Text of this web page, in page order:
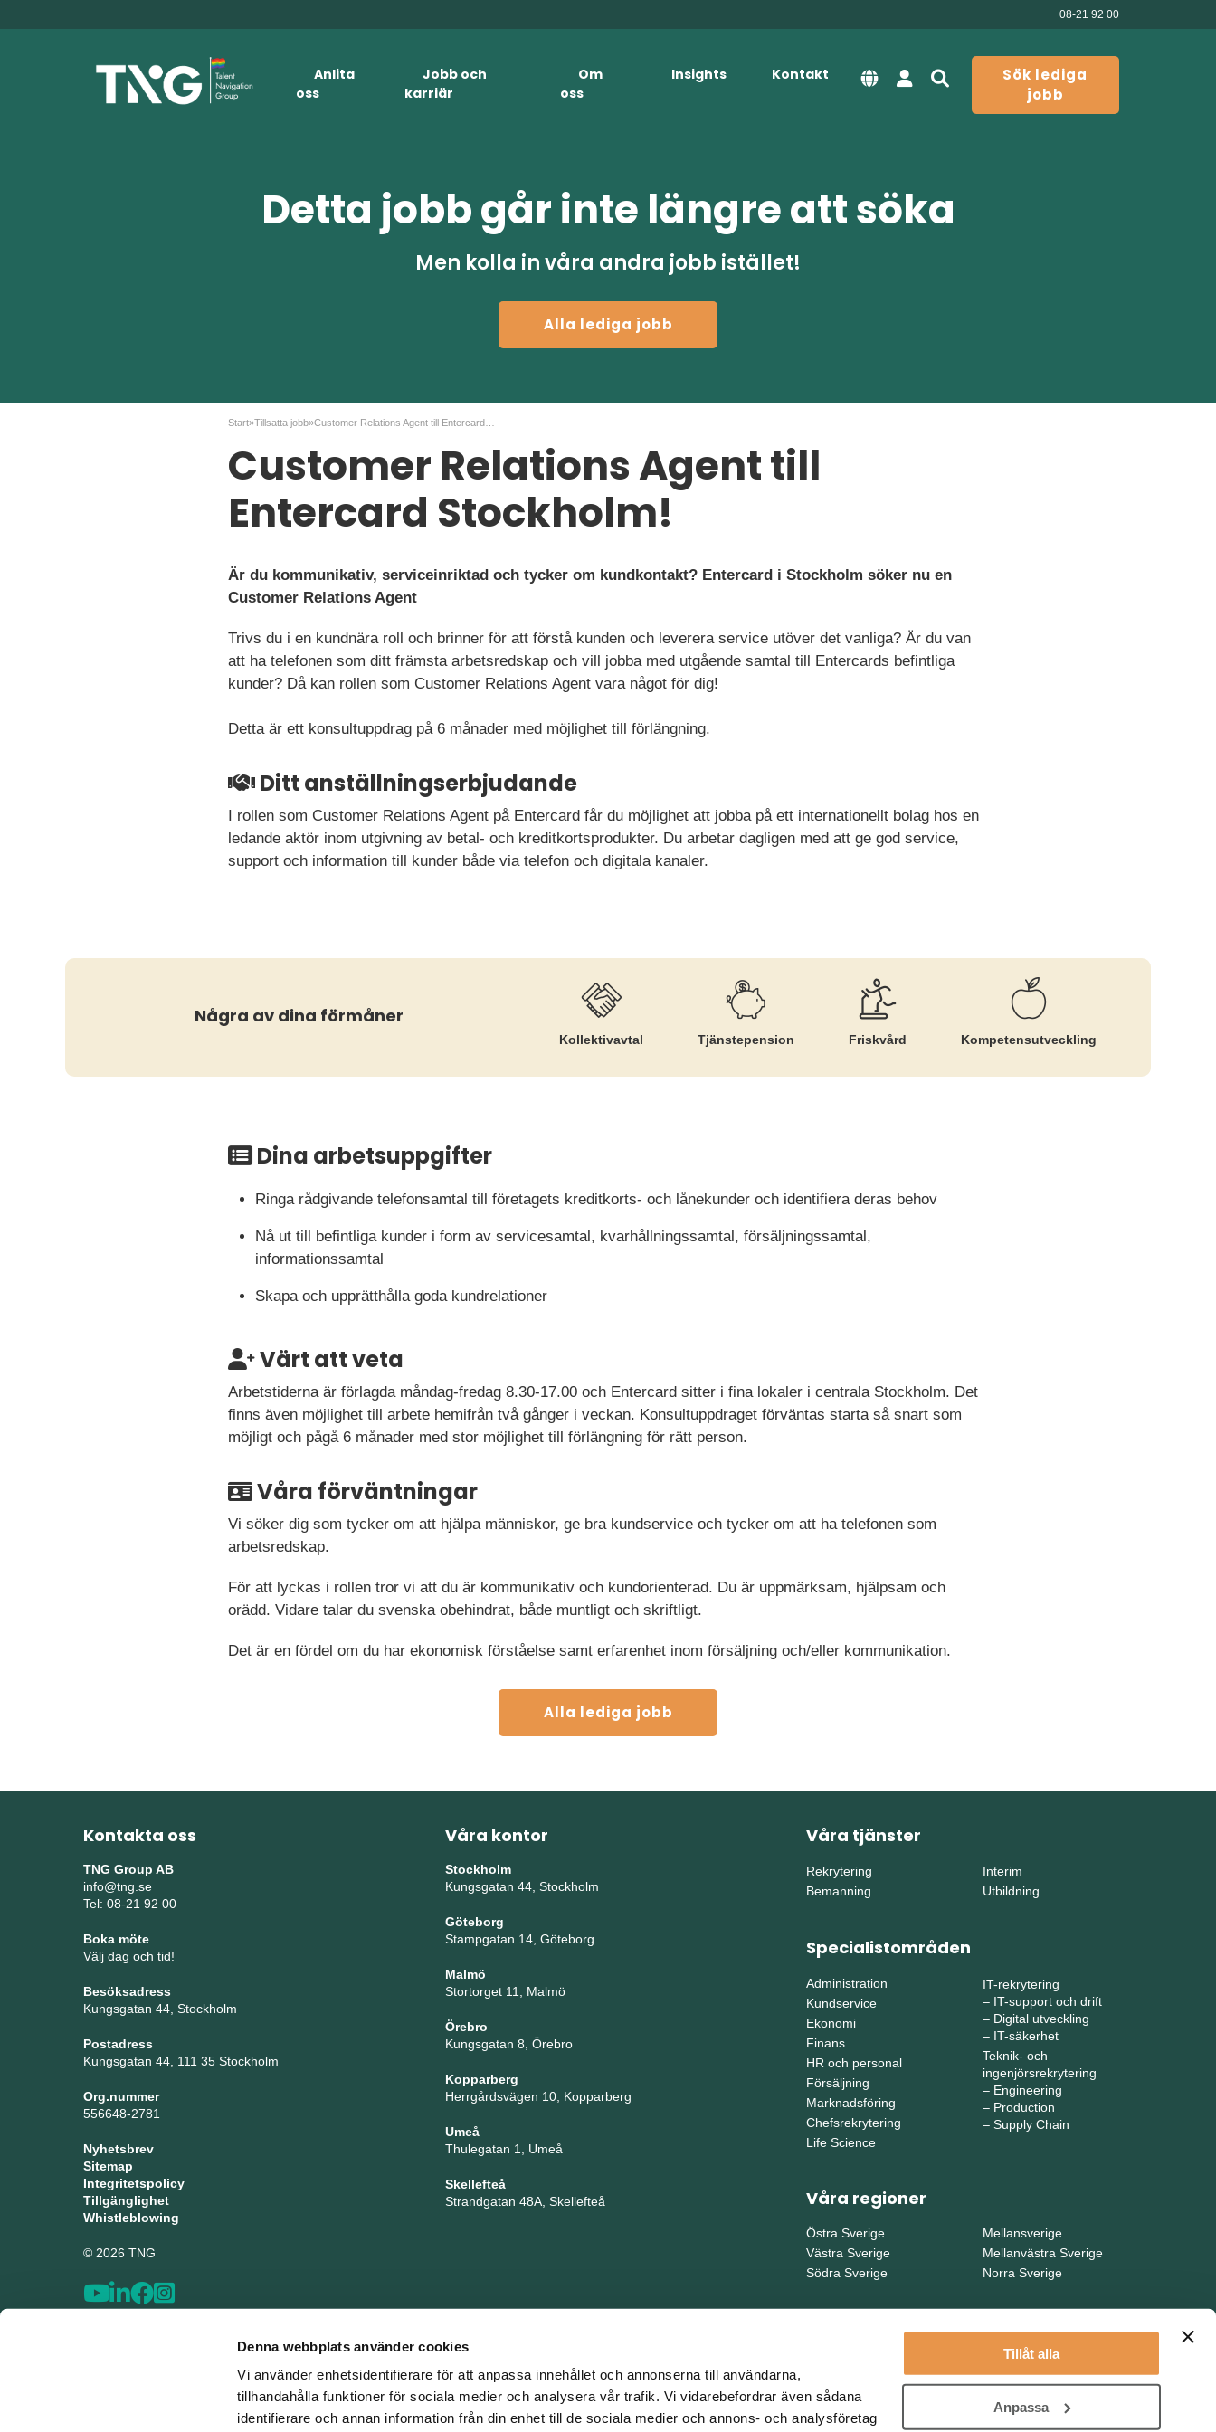
Denna webbplats använder cookies
Vi använder enhetsidentifierare för att anpassa innehållet och annonserna till användarna,
tillhandahålla funktioner för sociala medier och analysera vår trafik. Vi vidarebefordrar även sådana
identifierare och annan information från din enhet till de sociala medier och annons- och analysföretag
Tillåt alla
Anpassa
08-21 92 00
Anlita
oss
Jobb och
karriär
Om
oss
Insights Kontakt
Sök lediga
jobb
Detta jobb går inte längre att söka
Men kolla in våra andra jobb istället!
Alla lediga jobb
Start»Tillsatta jobb»
Customer Relations Agent till
Entercard Stockholm!
Är du kommunikativ, serviceinriktad och tycker om kundkontakt? Entercard i Stockholm söker nu en
Customer Relations Agent
Trivs du i en kundnära roll och brinner för att förstå kunden och leverera service utöver det vanliga? Är du van
att ha telefonen som ditt främsta arbetsredskap och vill jobba med utgående samtal till Entercards befintliga
kunder? Då kan rollen som Customer Relations Agent vara något för dig!
Detta är ett konsultuppdrag på 6 månader med möjlighet till förlängning.
Ditt anställningserbjudande
I rollen som Customer Relations Agent på Entercard får du möjlighet att jobba på ett internationellt bolag hos en
ledande aktör inom utgivning av betal- och kreditkortsprodukter. Du arbetar dagligen med att ge god service,
support och information till kunder både via telefon och digitala kanaler.
Några av dina förmåner
Kollektiv­avtal Tjänste­pension Friskvård Kompetens­utveckling
Dina arbetsuppgifter
Ringa rådgivande telefonsamtal till företagets kreditkorts- och lånekunder och identifiera deras behov
Nå ut till befintliga kunder i form av servicesamtal, kvarhållningssamtal, försäljningssamtal,
informationssamtal
Skapa och upprätthålla goda kundrelationer
Värt att veta
Arbetstiderna är förlagda måndag-fredag 8.30-17.00 och Entercard sitter i fina lokaler i centrala Stockholm. Det
finns även möjlighet till arbete hemifrån två gånger i veckan. Konsultuppdraget förväntas starta så snart som
möjligt och pågå 6 månader med stor möjlighet till förlängning för rätt person.
Våra förväntningar
Vi söker dig som tycker om att hjälpa människor, ge bra kundservice och tycker om att ha telefonen som
arbetsredskap.
För att lyckas i rollen tror vi att du är kommunikativ och kundorienterad. Du är uppmärksam, hjälpsam och
orädd. Vidare talar du svenska obehindrat, både muntligt och skriftligt.
Det är en fördel om du har ekonomisk förståelse samt erfarenhet inom försäljning och/eller kommunikation.
Alla lediga jobb
Kontakta oss
TNG Group AB
info@tng.se
Tel: 08-21 92 00
Boka möte
Välj dag och tid!
Besöksadress
Kungsgatan 44, Stockholm
Postadress
Kungsgatan 44, 111 35 Stockholm
Org.nummer
556648-2781
Nyhetsbrev
Sitemap
Integritetspolicy
Tillgänglighet
Whistleblowing
© 2026 TNG
Våra kontor
Stockholm
Kungsgatan 44, Stockholm
Göteborg
Stampgatan 14, Göteborg
Malmö
Stortorget 11, Malmö
Örebro
Kungsgatan 8, Örebro
Kopparberg
Herrgårdsvägen 10, Kopparberg
Umeå
Thulegatan 1, Umeå
Skellefteå
Strandgatan 48A, Skellefteå
Våra tjänster
Rekrytering
Bemanning
Interim
Utbildning
Specialistområden
Administration
Kundservice
Ekonomi
Finans
HR och personal
Försäljning
Marknadsföring
Chefsrekrytering
Life Science
IT-rekrytering
– IT-support och drift
– Digital utveckling
– IT-säkerhet
Teknik- och
ingenjörsrekrytering
– Engineering
– Production
– Supply Chain
Våra regioner
Östra Sverige
Västra Sverige
Södra Sverige
Mellansverige
Mellanvästra Sverige
Norra Sverige